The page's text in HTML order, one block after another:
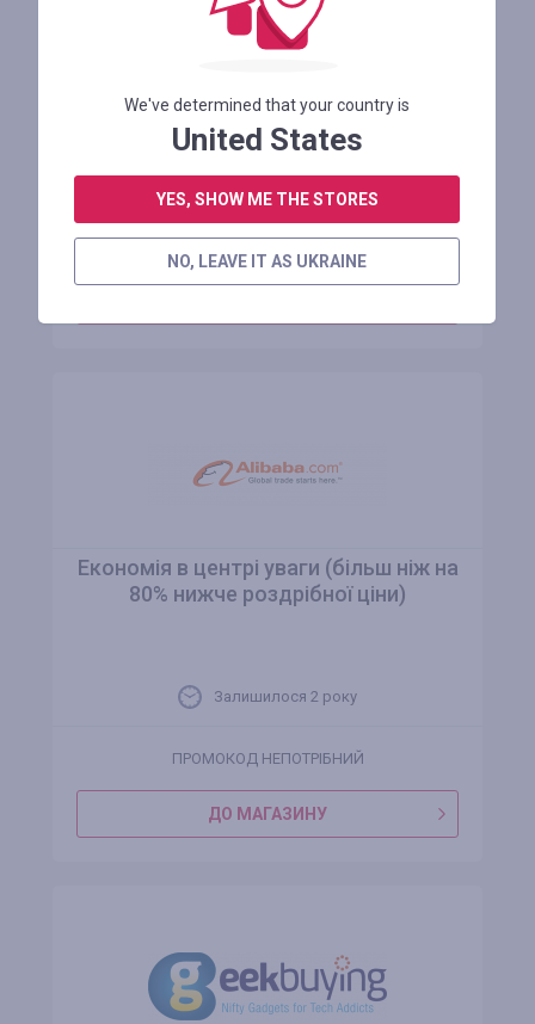
Промоціна $219.99 на [ЄС прямий]
Економія в центрі уваги (більш ніж на
80% нижче роздрібної ціни)
Залишилося 2 року
ПРОМОКОД НЕПОТРІБНИЙ
ДО МАГАЗИНУ
We've determined that your country is
United States
YES, SHOW ME THE STORES
NO, LEAVE IT AS UKRAINE